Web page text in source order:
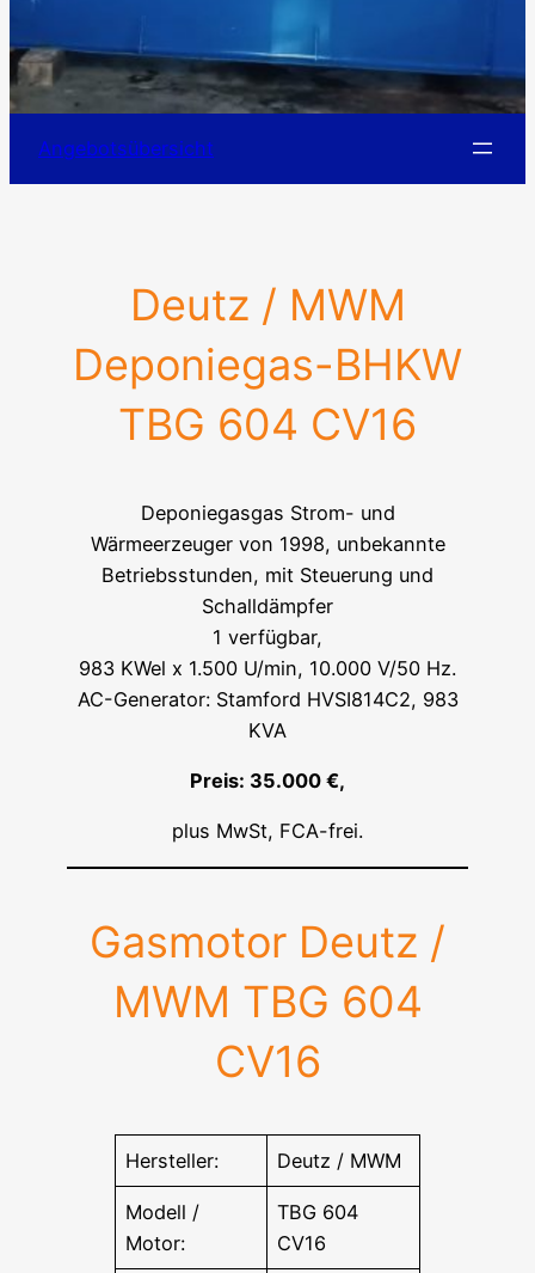
Angebotsübersicht
Deutz / MWM
Deponiegas-BHKW
TBG 604 CV16
Deponiegasgas Strom- und
Wärmeerzeuger von 1998, unbekannte
Betriebsstunden, mit Steuerung und
Schalldämpfer
1 verfügbar,
983 KWel x 1.500 U/min, 10.000 V/50 Hz.
AC-Generator: Stamford HVSI814C2, 983
KVA
Preis: 35.000 €,
plus MwSt, FCA-frei.
Gasmotor Deutz /
MWM TBG 604
CV16
Hersteller: Deutz / MWM
Modell /
Motor:
TBG 604
CV16